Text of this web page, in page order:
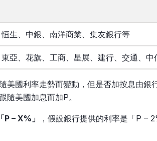
生、中銀、南洋商業、集友銀行等
亞、花旗、工商、星展、建行、交通、中
美國利率走勢而變動，但是否加按息由銀
隨美國加息而加P。
– X%」
，假設銀行提供的利率是「P –